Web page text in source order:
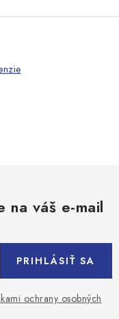
na váš e-mail
ochrany osobných
PRIHLÁSIŤ SA